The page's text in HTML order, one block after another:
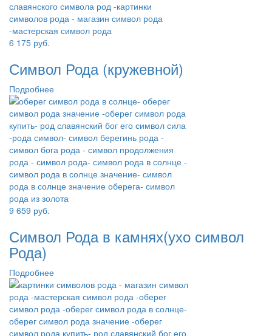
6 175 руб.
Символ Рода (кружевной)
Подробнее
9 659 руб.
Символ Рода в камнях(ухо символ
Рода)
Подробнее